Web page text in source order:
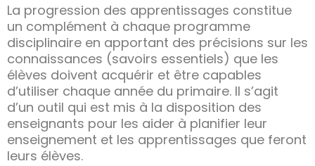
La progression des apprentissages constitue
un complément à chaque programme
disciplinaire en apportant des précisions sur les
connaissances (savoirs essentiels) que les
élèves doivent acquérir et être capables
d’utiliser chaque année du primaire. Il s’agit
d’un outil qui est mis à la disposition des
enseignants pour les aider à planifier leur
enseignement et les apprentissages que feront
leurs élèves.